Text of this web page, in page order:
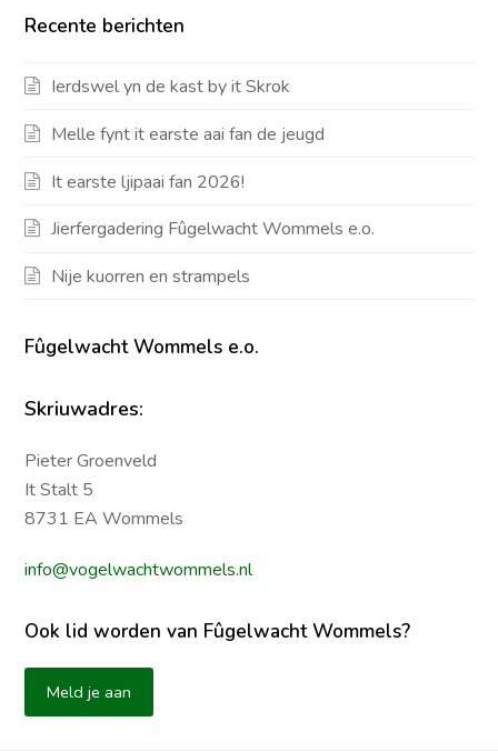
Recente berichten
Ierdswel yn de kast by it Skrok
Melle fynt it earste aai fan de jeugd
It earste ljipaai fan 2026!
Jierfergadering Fûgelwacht Wommels e.o.
Nije kuorren en strampels
Fûgelwacht Wommels e.o.
Skriuwadres:
Pieter Groenveld
It Stalt 5
8731 EA Wommels
info@vogelwachtwommels.nl
Ook lid worden van Fûgelwacht Wommels?
Meld je aan